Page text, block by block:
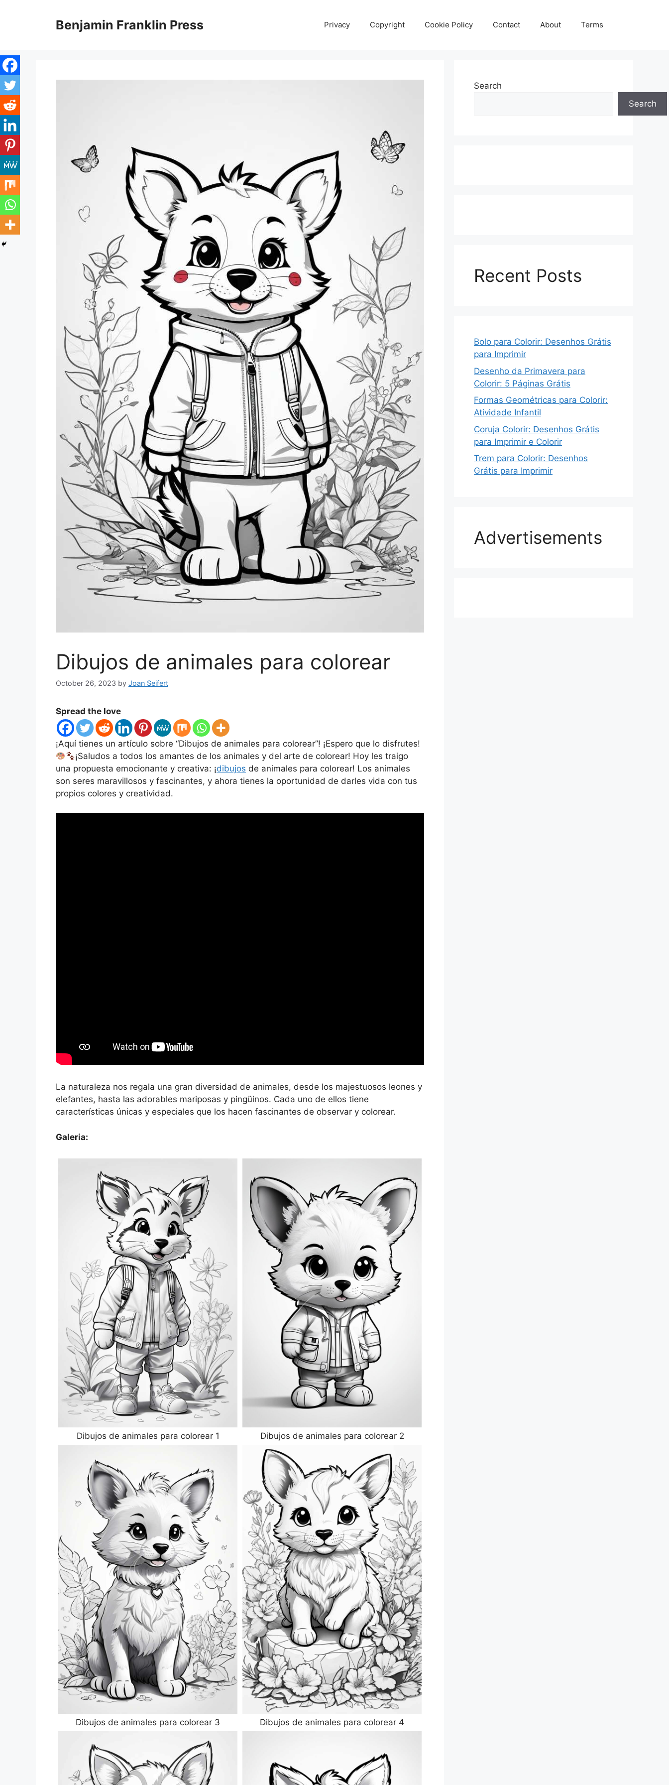
Benjamin Franklin Press Privacy Copyright Cookie Policy Contact About Terms
Dibujos de animales para colorear
October 26, 2023 by Joan Seifert
Spread the love
¡Aquí tienes un artículo sobre “Dibujos de animales para colorear”! ¡Espero que lo disfrutes!
¡Saludos a todos los amantes de los animales y del arte de colorear! Hoy les traigo
una propuesta emocionante y creativa: ¡dibujos de animales para colorear! Los animales
son seres maravillosos y fascinantes, y ahora tienes la oportunidad de darles vida con tus
propios colores y creatividad.
La naturaleza nos regala una gran diversidad de animales, desde los majestuosos leones y
elefantes, hasta las adorables mariposas y pingüinos. Cada uno de ellos tiene
características únicas y especiales que los hacen fascinantes de observar y colorear.
Galeria:
Dibujos de animales para colorear 1 Dibujos de animales para colorear 2
Dibujos de animales para colorear 3 Dibujos de animales para colorear 4
Search
Search
Recent Posts
Bolo para Colorir: Desenhos Grátis
para Imprimir
Desenho da Primavera para
Colorir: 5 Páginas Grátis
Formas Geométricas para Colorir:
Atividade Infantil
Coruja Colorir: Desenhos Grátis
para Imprimir e Colorir
Trem para Colorir: Desenhos
Grátis para Imprimir
Advertisements